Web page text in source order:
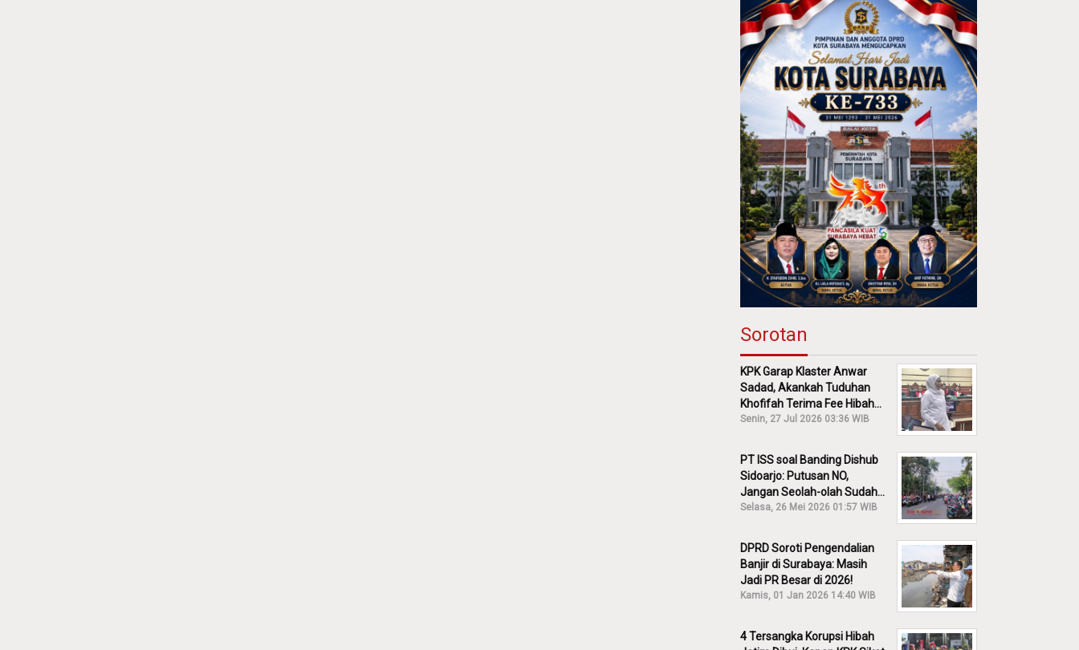
Sorotan
KPK Garap Klaster Anwar
Sadad, Akankah Tuduhan
Khofifah Terima Fee Hibah
30% Diusut?
Senin, 27 Jul 2026 03:36 WIB
PT ISS soal Banding Dishub
Sidoarjo: Putusan NO,
Jangan Seolah-olah Sudah
Menang!
Selasa, 26 Mei 2026 01:57 WIB
DPRD Soroti Pengendalian
Banjir di Surabaya: Masih
Jadi PR Besar di 2026!
Kamis, 01 Jan 2026 14:40 WIB
4 Tersangka Korupsi Hibah